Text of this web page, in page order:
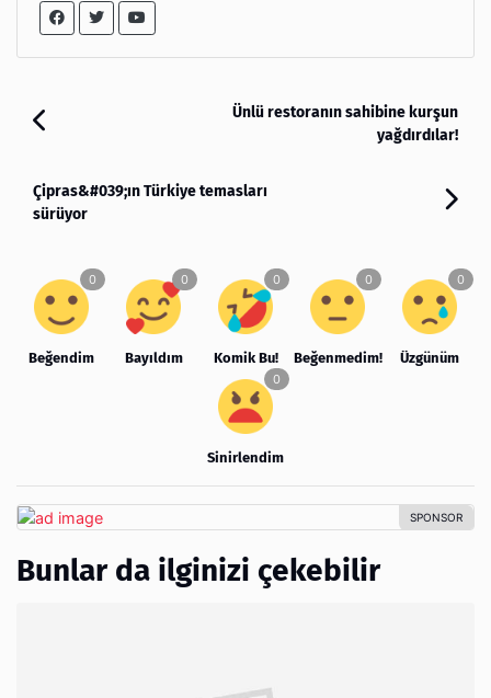
Ünlü restoranın sahibine kurşun
yağdırdılar!
Çipras&#039;ın Türkiye temasları
sürüyor
Beğendim Bayıldım Komik Bu! Beğenmedim! Üzgünüm
Sinirlendim
Bunlar da ilginizi çekebilir